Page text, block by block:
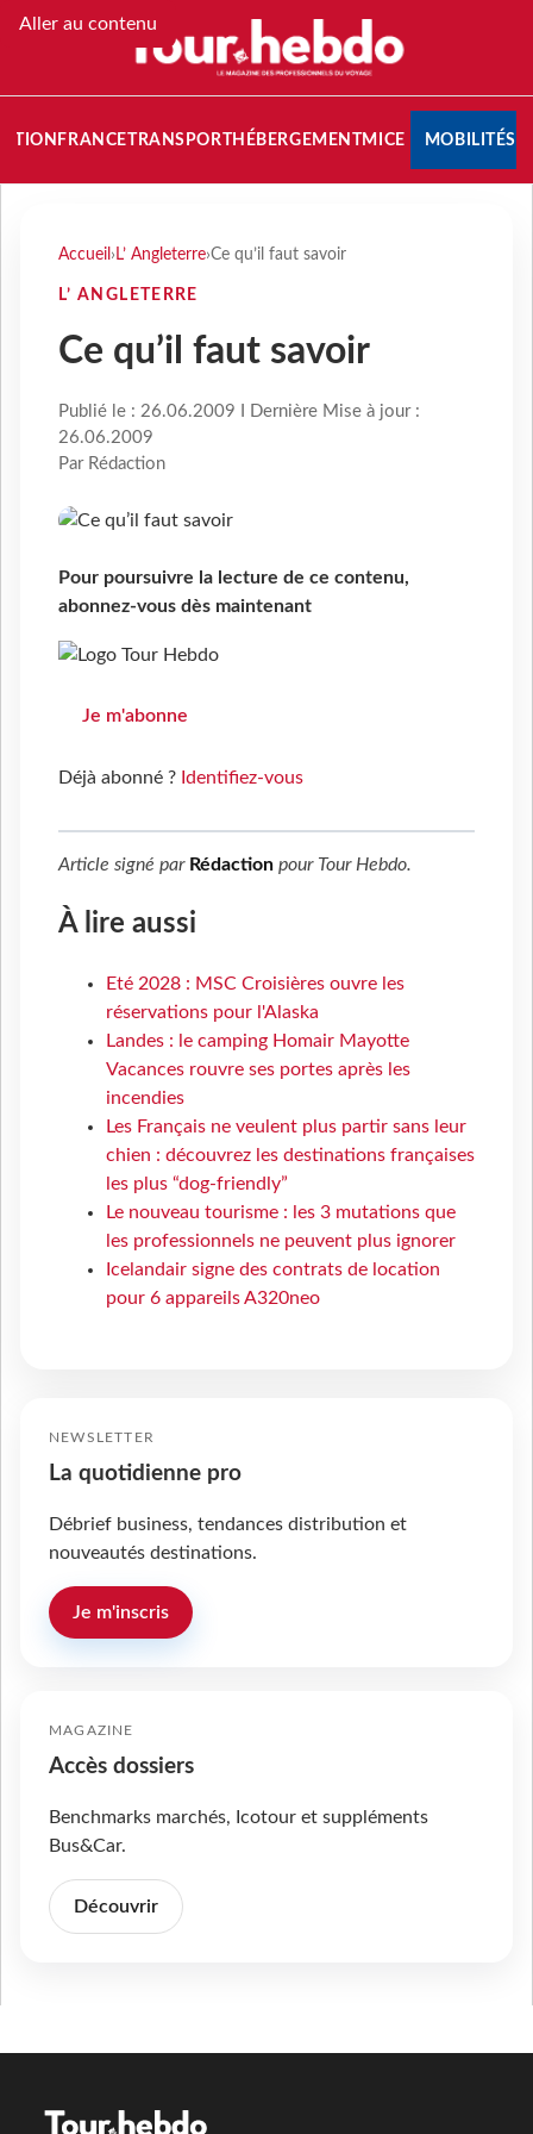
Aller au contenu
FRANCETRANSPORT HÉBERGEMENTMICE MOBILITÉS
Accueil › L’ Angleterre›Ce qu’il faut savoir
L’ ANGLETERRE
Ce qu’il faut savoir
Publié le : 26.06.2009 I Dernière Mise à jour :
26.06.2009
Par Rédaction
Pour poursuivre la lecture de ce contenu,
abonnez-vous dès maintenant
Je m'abonne
Déjà abonné ? Identifiez-vous
Article signé par Rédaction pour Tour Hebdo.
À lire aussi
Eté 2028 : MSC Croisières ouvre les
réservations pour l'Alaska
Landes : le camping Homair Mayotte
Vacances rouvre ses portes après les
incendies
Les Français ne veulent plus partir sans leur
chien : découvrez les destinations françaises
les plus “dog-friendly”
Le nouveau tourisme : les 3 mutations que
les professionnels ne peuvent plus ignorer
Icelandair signe des contrats de location
pour 6 appareils A320neo
NEWSLETTER
La quotidienne pro
Débrief business, tendances distribution et
nouveautés destinations.
Je m'inscris
MAGAZINE
Accès dossiers
Benchmarks marchés, Icotour et suppléments
Bus&Car.
Découvrir